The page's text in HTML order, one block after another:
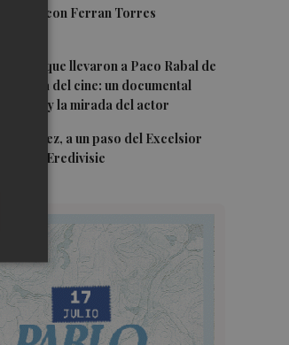
vuelca con Ferran Torres
vidas' que llevaron a Paco Rabal de
a la cima del cine: un documental
la voz y la mirada del actor
a un paso del Excelsior
de la Eredivisie